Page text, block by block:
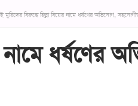
মুরিদের বিরুদ্ধে হিল্লা বিয়ের নামে ধর্ষণের অভিযোগ,
নামে ধর্ষণের